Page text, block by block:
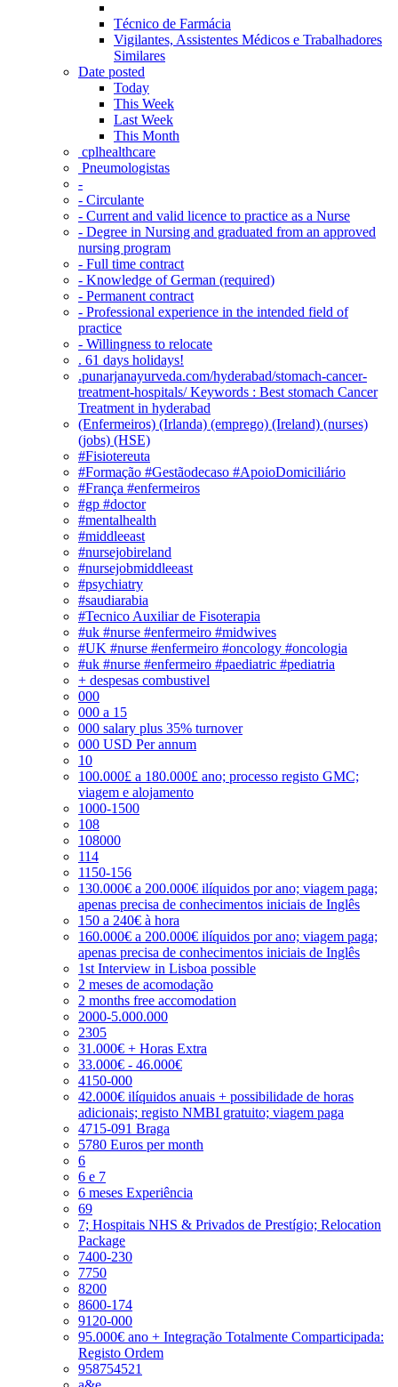
Técnico de Farmácia
Vigilantes, Assistentes Médicos e Trabalhadores
Similares
Date posted
Today
This Week
Last Week
This Month
‎ cplhealthcare‬
Pneumologistas
-
- Circulante
- Current and valid licence to practice as a Nurse
- Degree in Nursing and graduated from an approved
nursing program
- Full time contract
- Knowledge of German (required)
- Permanent contract
- Professional experience in the intended field of
practice
- Willingness to relocate
. 61 days holidays!
.punarjanayurveda.com/hyderabad/stomach-cancer-
treatment-hospitals/ Keywords : Best stomach Cancer
Treatment in hyderabad
(Enfermeiros) (Irlanda) (emprego) (Ireland) (nurses)
(jobs) (HSE)
#Fisiotereuta
#Formação #Gestãodecaso #ApoioDomiciliário
#França #enfermeiros
#gp #doctor
#mentalhealth
#middleeast
#nursejobireland
#nursejobmiddleeast
#psychiatry
#saudiarabia
#Tecnico Auxiliar de Fisoterapia
#uk #nurse #enfermeiro #midwives
#UK #nurse #enfermeiro #oncology #oncologia
#uk #nurse #enfermeiro #paediatric #pediatria
+ despesas combustivel
000
000 a 15
000 salary plus 35% turnover
000 USD Per annum
10
100.000£ a 180.000£ ano; processo registo GMC;
viagem e alojamento
1000-1500
108
108000
114
1150-156
130.000€ a 200.000€ ilíquidos por ano; viagem paga;
apenas precisa de conhecimentos iniciais de Inglês
150 a 240€ à hora
160.000€ a 200.000€ ilíquidos por ano; viagem paga;
apenas precisa de conhecimentos iniciais de Inglês
1st Interview in Lisboa possible
2 meses de acomodação
2 months free accomodation
2000-5.000.000
2305
31.000€ + Horas Extra
33.000€ - 46.000€
4150-000
42.000€ ilíquidos anuais + possibilidade de horas
adicionais; registo NMBI gratuito; viagem paga
4715-091 Braga
5780 Euros per month
6
6 e 7
6 meses Experiência
69
7; Hospitais NHS & Privados de Prestígio; Relocation
Package
7400-230
7750
8200
8600-174
9120-000
95.000€ ano + Integração Totalmente Comparticipada:
Registo Ordem
958754521